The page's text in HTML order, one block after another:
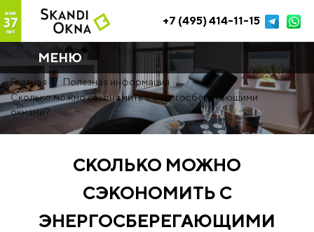
+7 (495) 414-11-15
МЕНЮ
Главная
Полезная информация
Сколько можно сэкономить с энергосберегающими
окнами?
СКОЛЬКО МОЖНО
СЭКОНОМИТЬ С
ЭНЕРГОСБЕРЕГАЮЩИМИ